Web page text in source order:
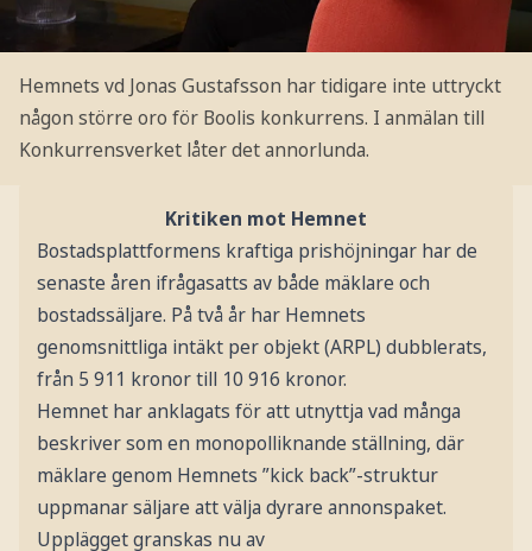
Hemnets vd Jonas Gustafsson har tidigare inte uttryckt
någon större oro för Boolis konkurrens. I anmälan till
Konkurrensverket låter det annorlunda.
Kritiken mot Hemnet
Bostadsplattformens kraftiga prishöjningar har de
senaste åren ifrågasatts av både mäklare och
bostadssäljare. På två år har Hemnets
genomsnittliga intäkt per objekt (ARPL) dubblerats,
från 5 911 kronor till 10 916 kronor.
Hemnet har anklagats för att utnyttja vad många
beskriver som en monopolliknande ställning, där
mäklare genom Hemnets ”kick back”-struktur
uppmanar säljare att välja dyrare annonspaket.
Upplägget granskas nu av